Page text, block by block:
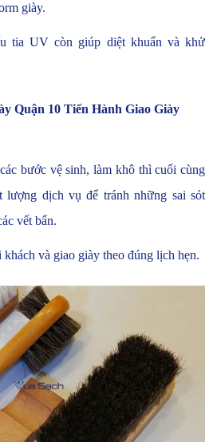
giày.
tia UV còn giúp diệt khuẩn và khử
Quận 10 Tiến Hành Giao Giày
bước vệ sinh, làm khô thì cuối cùng
lượng dịch vụ để tránh những sai sót
vết bẩn.
và giao giày theo đúng lịch hẹn.